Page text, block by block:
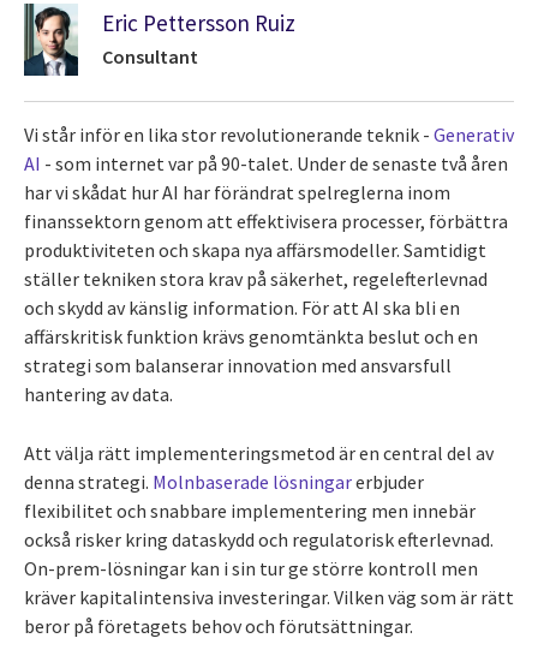
Eric Pettersson Ruiz
Consultant
Vi står inför en lika stor revolutionerande teknik - Generativ
AI - som internet var på 90-talet. Under de senaste två åren
har vi skådat hur AI har förändrat spelreglerna inom
finanssektorn genom att effektivisera processer, förbättra
produktiviteten och skapa nya affärsmodeller. Samtidigt
ställer tekniken stora krav på säkerhet, regelefterlevnad
och skydd av känslig information. För att AI ska bli en
affärskritisk funktion krävs genomtänkta beslut och en
strategi som balanserar innovation med ansvarsfull
hantering av data.
Att välja rätt implementeringsmetod är en central del av
denna strategi. Molnbaserade lösningarerbjuder
flexibilitet och snabbare implementering men innebär
också risker kring dataskydd och regulatorisk efterlevnad.
On-prem-lösningar kan i sin tur ge större kontroll men
kräver kapitalintensiva investeringar. Vilken väg som är rätt
beror på företagets behov och förutsättningar.